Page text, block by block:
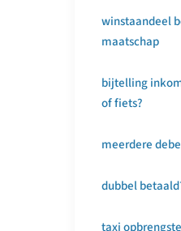
winstaandeel
maatschap
bijtelling
of fiets?
meerdere
dubbel
taxi